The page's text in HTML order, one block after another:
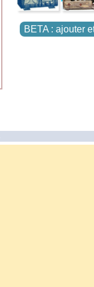
BETA : ajouter